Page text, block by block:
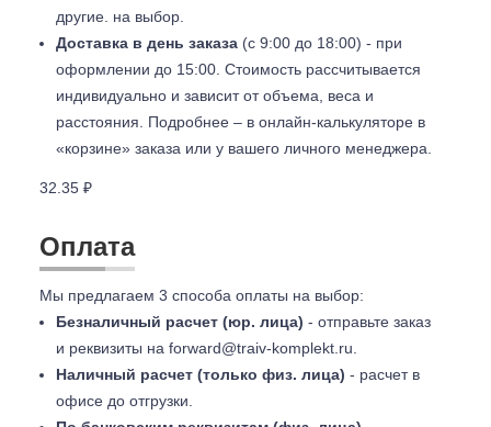
другие. на выбор.
Доставка в день заказа (с 9:00 до 18:00) - при
оформлении до 15:00. Стоимость рассчитывается
индивидуально и зависит от объема, веса и
расстояния. Подробнее – в онлайн-калькуляторе в
«корзине» заказа или у вашего личного менеджера.
32.35 ₽
Оплата
Мы предлагаем 3 способа оплаты на выбор:
Безналичный расчет (юр. лица) - отправьте заказ
и реквизиты на forward@traiv-komplekt.ru
Наличный расчет (только физ. лица) - расчет в
офисе до отгрузки.